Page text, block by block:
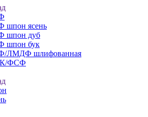
шпон ясень
шпон дуб
шпон бук
ЛМДФ шлифованная
ФСФ